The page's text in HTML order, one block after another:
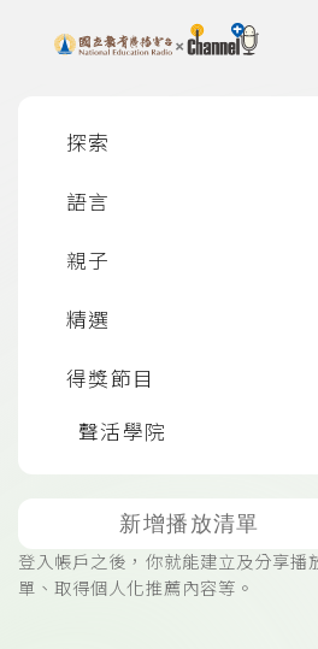
上方功能區塊
探索
語言
親子
精選
得獎節目
聲活學院
新增播放清單
登入帳戶之後，你就能建立及分享播
單、取得個人化推薦內容等。